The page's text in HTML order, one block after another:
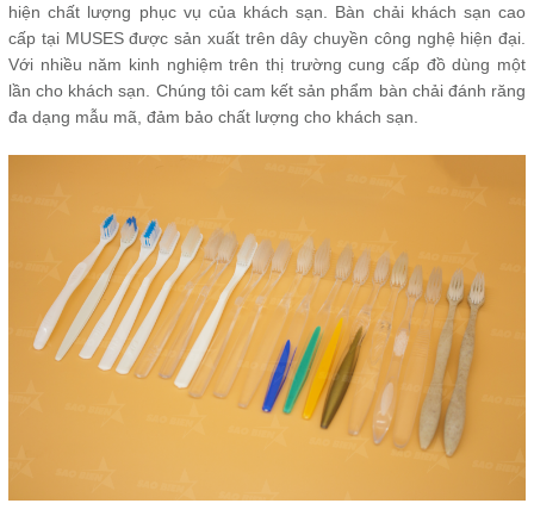
hiện chất lượng phục vụ của khách sạn. Bàn chải khách sạn cao
cấp tại MUSES được sản xuất trên dây chuyền công nghệ hiện đại.
Với nhiều năm kinh nghiệm trên thị trường cung cấp đồ dùng một
lần cho khách sạn. Chúng tôi cam kết sản phẩm bàn chải đánh răng
đa dạng mẫu mã, đảm bảo chất lượng cho khách sạn.